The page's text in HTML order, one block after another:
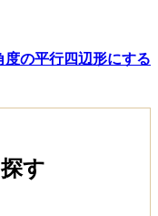
の平行四辺形にする
す